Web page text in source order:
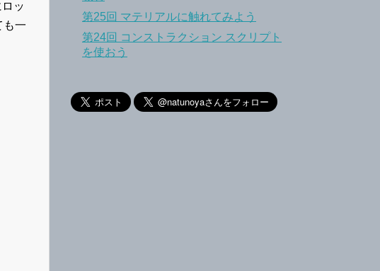
ッ
も一
第25回 マテリアルに触れてみよう
第24回 コンストラクション スクリプト
を使おう